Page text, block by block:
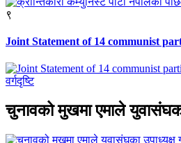
९
Joint Statement of 14 communist
वर्गदृष्टि
चुनावको मुखमा एमाले